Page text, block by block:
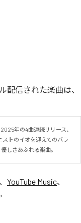
配信された楽曲は、
年の4曲連続リリース、
トのイオを迎えてのバラ
しさあふれる楽曲。
、 YouTube Music、